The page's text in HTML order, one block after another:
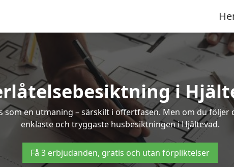
i
en utmaning – särskilt i offertfasen. Men om du
enklaste och tryggaste husbesiktningen i Hjältevad.
Få 3 erbjudanden, gratis och utan förpliktelser